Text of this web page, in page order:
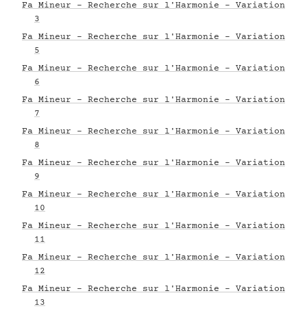
Fa Mineur - Recherche sur l'Harmonie - Variation
3
Fa Mineur - Recherche sur l'Harmonie - Variation
5
Fa Mineur - Recherche sur l'Harmonie - Variation
6
Fa Mineur - Recherche sur l'Harmonie - Variation
7
Fa Mineur - Recherche sur l'Harmonie - Variation
8
Fa Mineur - Recherche sur l'Harmonie - Variation
9
Fa Mineur - Recherche sur l'Harmonie - Variation
10
Fa Mineur - Recherche sur l'Harmonie - Variation
11
Fa Mineur - Recherche sur l'Harmonie - Variation
12
Fa Mineur - Recherche sur l'Harmonie - Variation
13